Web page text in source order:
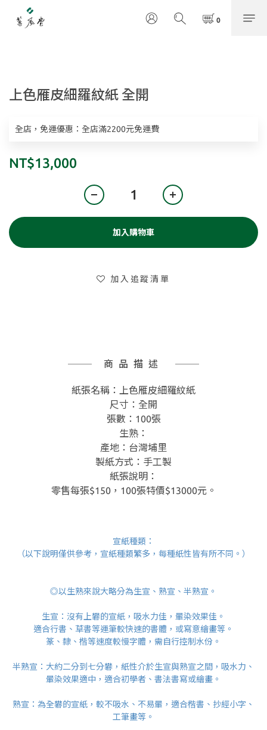
上色雁皮細羅紋紙 全開
全店，免運優惠：全店滿2200元免運費
NT$13,000
加入購物車
加入追蹤清單
商品描述
紙張名稱：上色雁皮細羅紋紙
尺寸：全開
張數：100張
生熟：
產地：台灣埔里
製紙方式：手工製
紙張說明：
零售每張$150，100張特價$13000元。
宣紙種類：
（以下說明僅供參考，宣紙種類繁多，每種紙性皆有所不同。）
◎以生熟來說大略分為生宣、熟宣、半熟宣。
生宣：沒有上礬的宣紙，吸水力佳，暈染效果佳。
適合行書、草書等運筆較快速的書體，或寫意繪畫等。
篆、隸、楷等速度較慢字體，需自行控制水份。
半熟宣：大約二分到七分礬，紙性介於生宣與熟宣之間，吸水力、
暈染效果適中，適合初學者、書法書寫或繪畫。
熟宣：為全礬的宣紙，較不吸水、不易暈，適合楷書、抄經小字、
工筆畫等。